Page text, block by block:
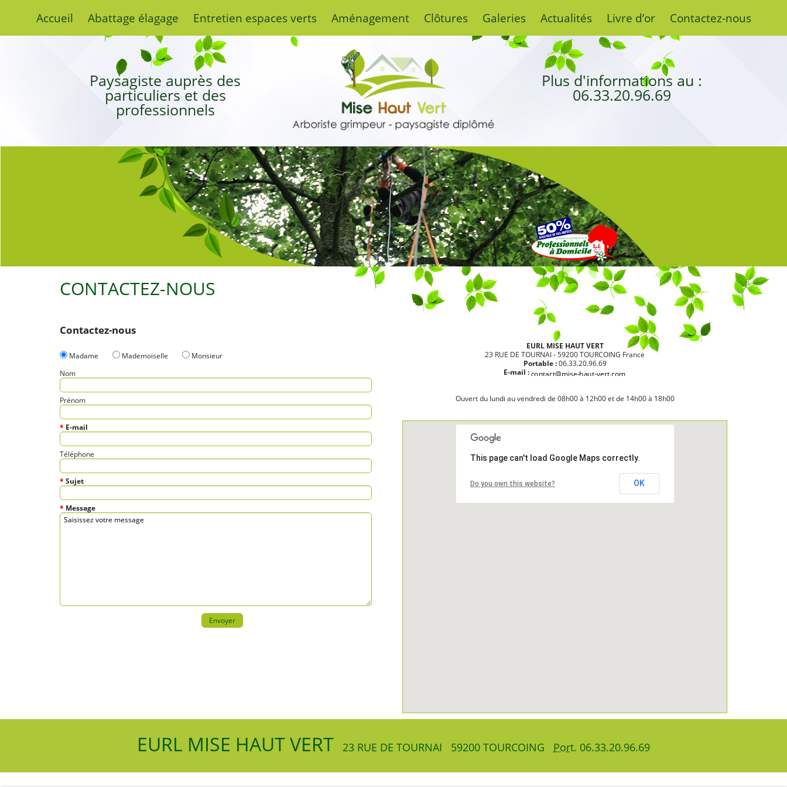
Accueil Abattage élagage Entretien espaces verts Aménagement Clôtures Galeries Actualités Livre d’or Contactez-nous
Paysagiste auprès des
particuliers et des
professionnels
Plus d'informations au :
06.33.20.96.69
Contactez-nous
Madame Mademoiselle
Monsieur
Nom
Prénom
E-mail
Téléphone
Sujet
Message
EURL MISE HAUT VERT
23 RUE DE TOURNAI - 59200 TOURCOING France
Portable :06.33.20.96.69
E-mail :
Ouvert du lundi au vendredi de 08h00 à 12h00 et de 14h00 à 18h00
This page can't load Google Maps correctly.
Do you own this website? OK
CONTACTEZ-NOUS
EURL MISE HAUT VERT 23 RUE DE TOURNAI 59200 TOURCOING Port. 06.33.20.96.69